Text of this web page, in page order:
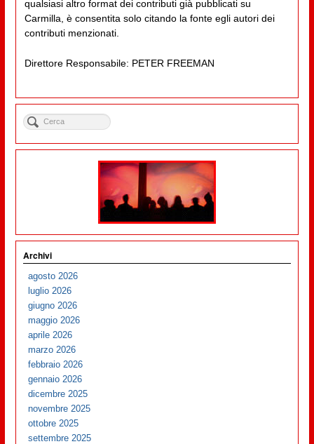
qualsiasi altro format dei contributi già pubblicati su
Carmilla, è consentita solo citando la fonte egli autori dei
contributi menzionati.
Direttore Responsabile: PETER FREEMAN
Archivi
agosto 2026
luglio 2026
giugno 2026
maggio 2026
aprile 2026
marzo 2026
febbraio 2026
gennaio 2026
dicembre 2025
novembre 2025
ottobre 2025
settembre 2025